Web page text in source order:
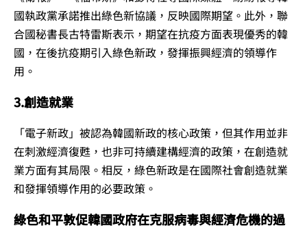
國執政黨承諾推出綠色新協議，反映國際期望。此外，聯
合國秘書長古特雷斯表示，期望在抗疫方面表現優秀的韓
國，在後抗疫期引入綠色新政，發揮振興經濟的領導作
用。
3.創造就業
「電子新政」被認為韓國新政的核心政策，但其作用並非
在刺激經濟復甦，也非可持續建構經濟的政策，在創造就
業方面有其局限。相反，綠色新政是在國際社會創造就業
和發揮領導作用的必要政策。
綠色和平敦促韓國政府在克服病毒與經濟危機的過